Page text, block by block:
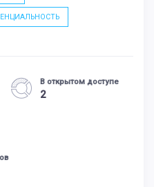
В открытом доступе
2